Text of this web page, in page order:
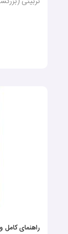
راهنمای کامل